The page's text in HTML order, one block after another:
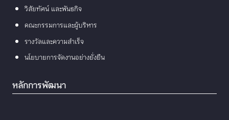
วิสัยทัศน์ และพันธกิจ
คณะกรรมการและผู้บริหาร
รางวัลและความสำเร็จ
นโยบายการจัดงานอย่างยั่งยืน
หลักการพัฒนา